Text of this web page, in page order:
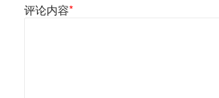
评论内容*